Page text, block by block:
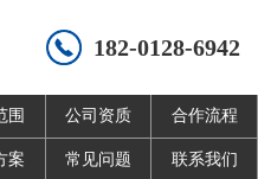
182-0128-6942
围 公司资质 合作流程
案 常见问题 联系我们